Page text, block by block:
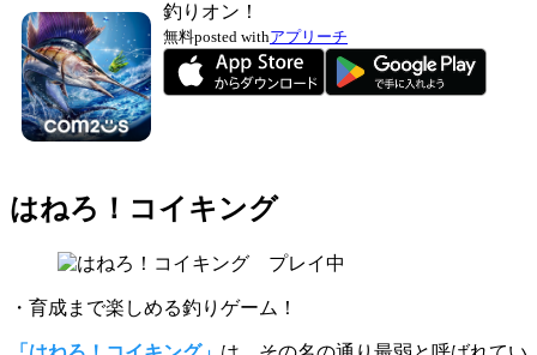
釣りオン！
無料posted withアプリーチ
はねろ！コイキング
・育成まで楽しめる釣りゲーム！